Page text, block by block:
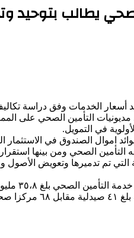
يطالب بتوحيد
أسعار الخدمات وفق دراسة
التأمين الصحي على
في التمويل.
اموال الصندوق في الاستثمار
التأمين الصحي ومن بينها
تم تدميرها وتعويض